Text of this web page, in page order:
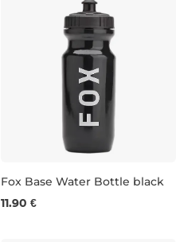
Fox Base Water Bottle black
11.90 €